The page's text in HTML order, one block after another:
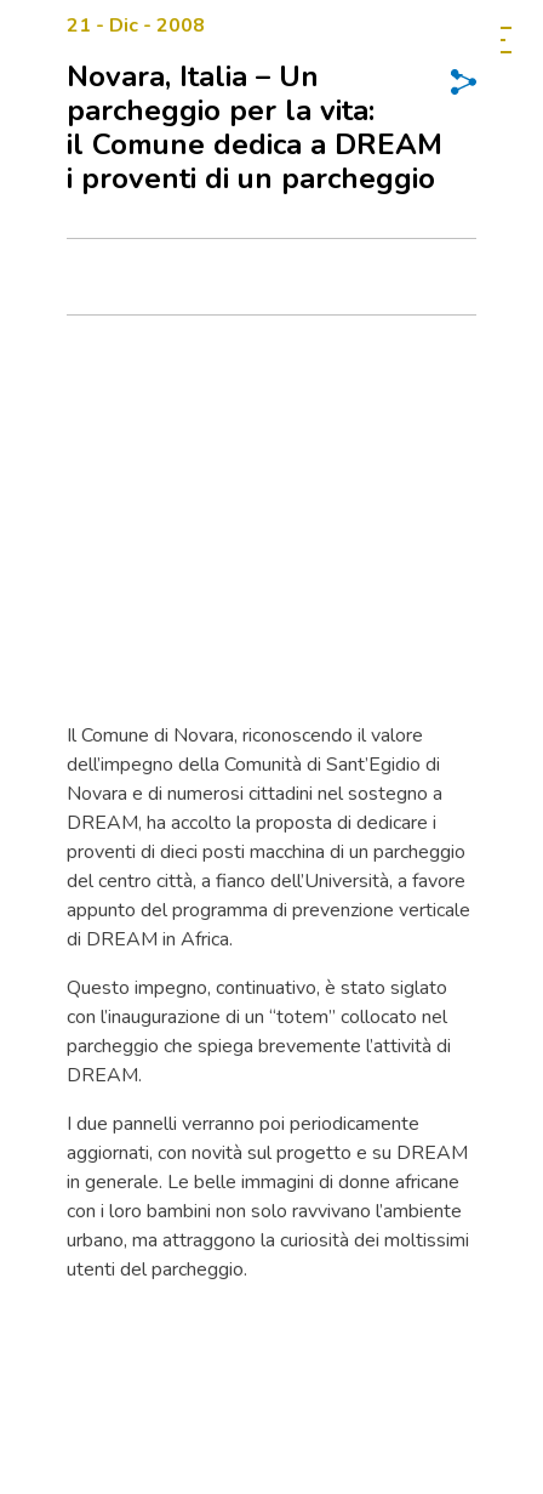
21 - Dic - 2008
Novara, Italia – Un
parcheggio per la vita:
il Comune dedica a DREAM
i proventi di un parcheggio
Il Comune di Novara, riconoscendo il valore
dell’impegno della Comunità di Sant’Egidio di
Novara e di numerosi cittadini nel sostegno a
DREAM, ha accolto la proposta di dedicare i
proventi di dieci posti macchina di un parcheggio
del centro città, a fianco dell’Università, a favore
appunto del programma di prevenzione verticale
di DREAM in Africa.
Questo impegno, continuativo, è stato siglato
con l’inaugurazione di un “totem” collocato nel
parcheggio che spiega brevemente l’attività di
DREAM.
I due pannelli verranno poi periodicamente
aggiornati, con novità sul progetto e su DREAM
in generale. Le belle immagini di donne africane
con i loro bambini non solo ravvivano l’ambiente
urbano, ma attraggono la curiosità dei moltissimi
utenti del parcheggio.